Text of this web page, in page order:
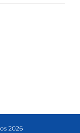
2026